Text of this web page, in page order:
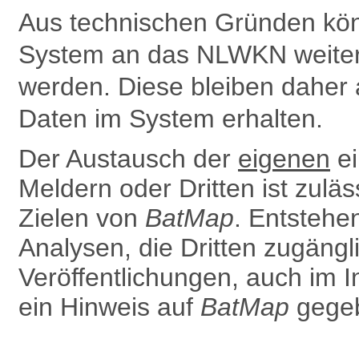
Aus technischen Gründen
System an das NLWKN
werden. Diese bleiben
Daten im System erhalten.
Der Austausch der eigenen
Meldern oder Dritten ist
Zielen von BatMap.
Analysen, die Dritten
Ver­öffentlichungen, auch im
ein Hinweis auf BatMap